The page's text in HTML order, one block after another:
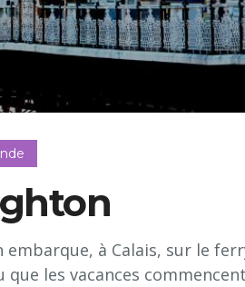
à Calais, sur le
que les vacances